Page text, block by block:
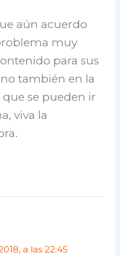
aún acuerdo
muy
para sus
también en la
se pueden ir
viva la
a las 22:45